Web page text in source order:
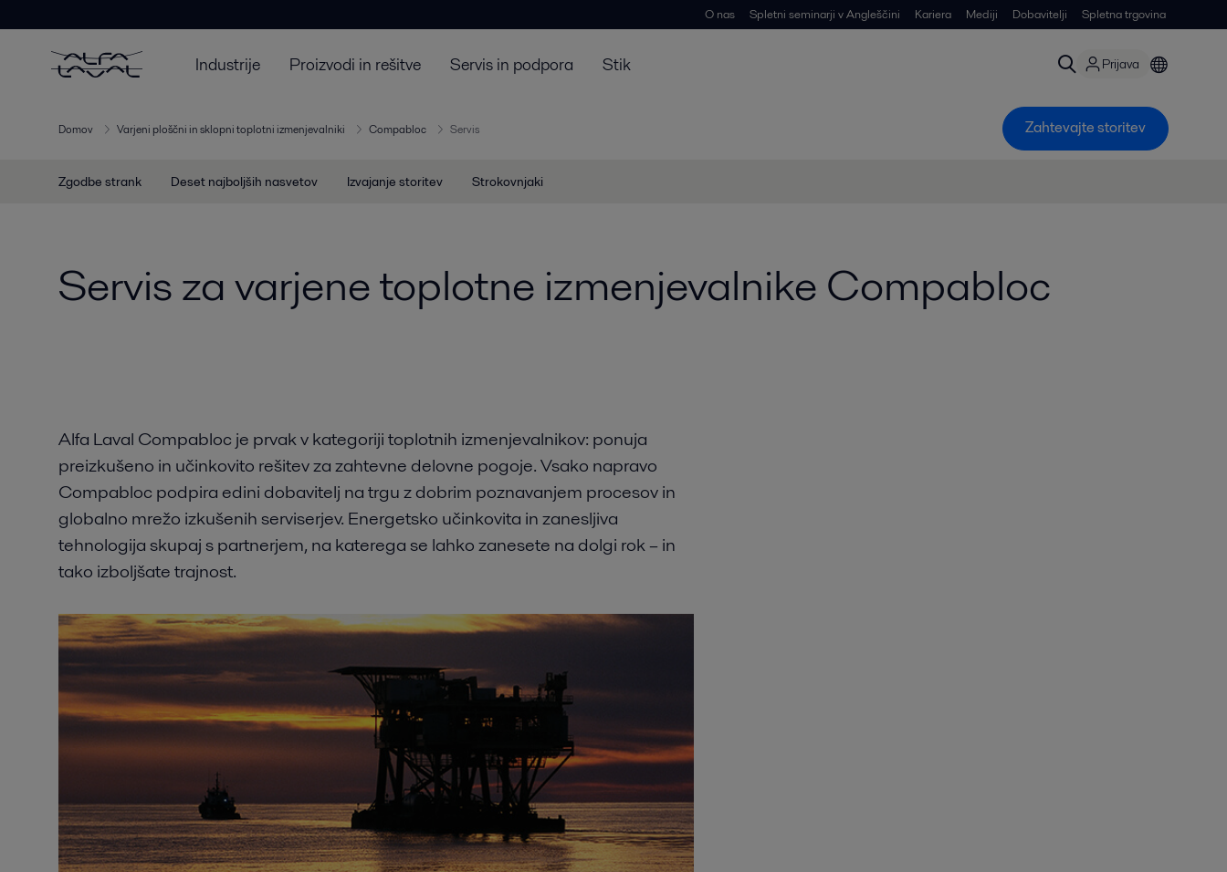
O nas Spletni seminarji v Angleščini Kariera Mediji Dobavitelji Spletna trgovina
Industrije Proizvodi in rešitve Servis in podpora Stik Prijava
Domov Varjeni ploščni in sklopni toplotni izmenjevalniki Compabloc Servis Zahtevajte storitev
Zgodbe strank Deset najboljših nasvetov Izvajanje storitev Strokovnjaki
Servis za varjene toplotne izmenjevalnike Compabloc
Alfa Laval Compabloc je prvak v kategoriji toplotnih izmenjevalnikov: ponuja
preizkušeno in učinkovito rešitev za zahtevne delovne pogoje. Vsako napravo
Compabloc podpira edini dobavitelj na trgu z dobrim poznavanjem procesov in
globalno mrežo izkušenih serviserjev. Energetsko učinkovita in zanesljiva
tehnologija skupaj s partnerjem, na katerega se lahko zanesete na dolgi rok – in
tako izboljšate trajnost.